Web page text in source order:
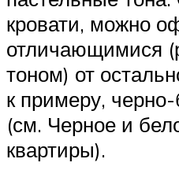
кровати, можно
отличающимися
тоном) от
к примеру,
(см. Черное и
квартиры).